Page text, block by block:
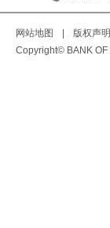
网站地图 版权声明
Copyright© BANK